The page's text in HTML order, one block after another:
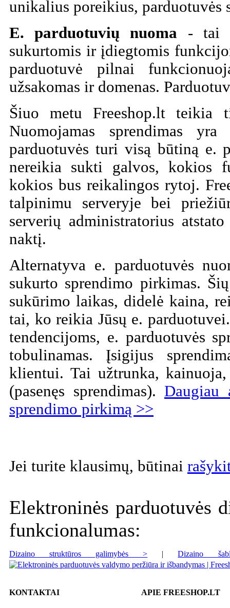
unikalius poreikius, parduotuvės
E. parduotuvių nuoma - tai
sukurtomis ir įdiegtomis
parduotuvė pilnai
užsakomas ir domenas.
Šiuo metu Freeshop.lt teikia
Nuomojamas sprendimas
parduotuvės turi visą būtiną e.
nereikia sukti galvos, kokios
kokios bus reikalingos rytoj.
talpinimu serveryje bei
serverių administratorius
naktį.
Alternatyva e. parduotuvės
sukurto sprendimo pirkimas.
sukūrimo laikas, didelė kaina,
tai, ko reikia Jūsų e.
tendencijoms, e. parduotuvės
tobulinamas. Įsigijus
klientui. Tai užtrunka,
(pasenęs sprendimas). Daugiau
sprendimo pirkimą >>
Jei turite klausimų, būtinai
Elektroninės parduotuvės
funkcionalumas:
Dizaino struktūros galimybės > |Dizaino
KONTAKTAI APIE FREESHOP.LT